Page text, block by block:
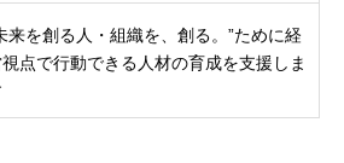
来を創る人・組織を、創る。”ために経
点で行動できる人材の育成を支援しま